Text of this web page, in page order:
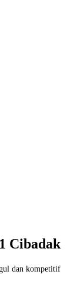
1 Cibadak
dan kompetitif